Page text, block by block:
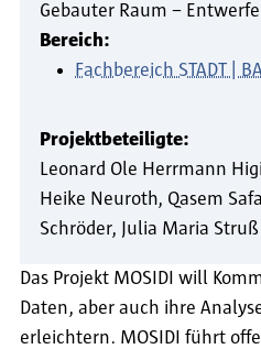
Gebauter Raum –
Bereich:
Fachbereich STADT |
Projektbeteiligte:
Leonard Ole Herrmann Higi
Heike Neuroth Qasem
Schröder
Julia Maria Struß
Das Projekt MOSIDI will
Daten, aber auch ihre
erleichtern. MOSIDI führt